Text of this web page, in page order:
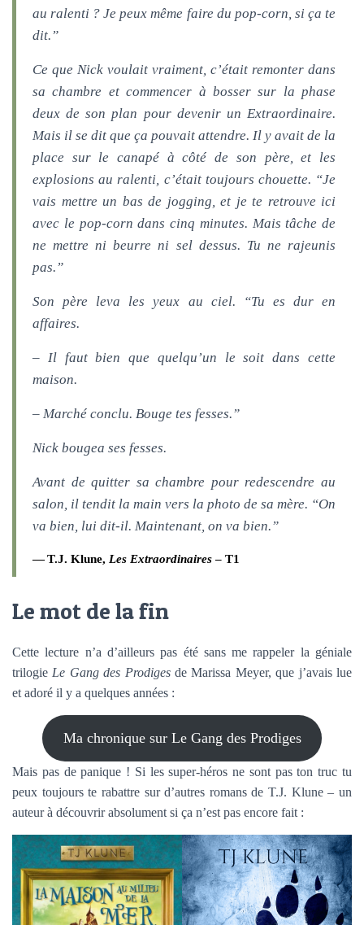
au ralenti ? Je peux même faire du pop-corn, si ça te
dit.”
Ce que Nick voulait vraiment, c’était remonter dans
sa chambre et commencer à bosser sur la phase
deux de son plan pour devenir un Extraordinaire.
Mais il se dit que ça pouvait attendre. Il y avait de la
place sur le canapé à côté de son père, et les
explosions au ralenti, c’était toujours chouette. “Je
vais mettre un bas de jogging, et je te retrouve ici
avec le pop-corn dans cinq minutes. Mais tâche de
ne mettre ni beurre ni sel dessus. Tu ne rajeunis
pas.”
Son père leva les yeux au ciel. “Tu es dur en
affaires.
– Il faut bien que quelqu’un le soit dans cette
maison.
– Marché conclu. Bouge tes fesses.”
Nick bougea ses fesses.
Avant de quitter sa chambre pour redescendre au
salon, il tendit la main vers la photo de sa mère. “On
va bien, lui dit-il. Maintenant, on va bien.”
T.J. Klune, Les Extraordinaires– T1
Le mot de la fin
Cette lecture n’a d’ailleurs pas été sans me rappeler la géniale
trilogie Le Gang des Prodigesde Marissa Meyer, que j’avais lue
et adoré il y a quelques années :
Ma chronique sur Le Gang des Prodiges
Mais pas de panique ! Si les super-héros ne sont pas ton truc tu
peux toujours te rabattre sur d’autres romans de T.J. Klune – un
auteur à découvrir absolument si ça n’est pas encore fait :